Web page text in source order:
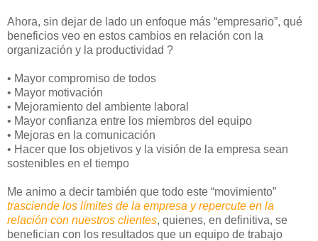
Ahora, sin dejar de lado un enfoque más “empresario”, qué
beneficios veo en estos cambios en relación con la
organización y la productividad ?
• Mayor compromiso de todos
• Mayor motivación
• Mejoramiento del ambiente laboral
• Mayor confianza entre los miembros del equipo
• Mejoras en la comunicación
• Hacer que los objetivos y la visión de la empresa sean
sostenibles en el tiempo
Me animo a decir también que todo este “movimiento”
trasciende los límites de la empresa y repercute en la
relación con nuestros clientes, quienes, en definitiva, se
benefician con los resultados que un equipo de trabajo